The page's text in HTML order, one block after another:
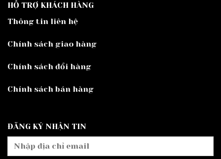
HỖ TRỢ KHÁCH HÀNG
Thông tin liên hệ
Chính sách giao hàng
Chính sách đổi hàng
Chính sách bán hàng
ĐĂNG KÝ NHẬN TIN